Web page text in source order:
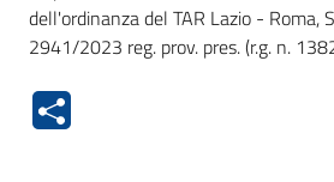
dell'ordinanza del TAR Lazio - Roma,
2941/2023 reg. prov. pres. (r.g. n.